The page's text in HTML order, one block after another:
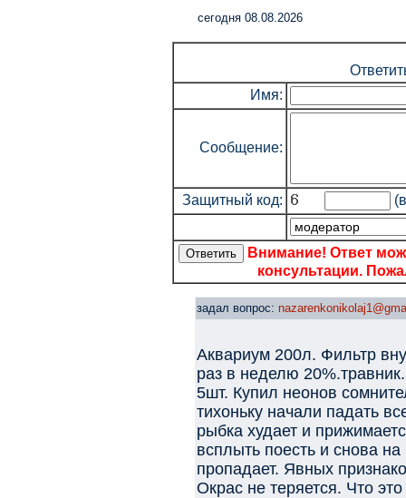
cегодня 08.08.2026
Имя:
Сообщение:
Защитный код:
Внимание! Ответ
консультации.
задал вопрос:
Аквариум 200л. Фильтр
раз в неделю
5шт. Купил неонов
тихоньку начали падать
рыбка худает и
всплыть поесть и снова
пропадает. Явных
Окрас не теряется. Что